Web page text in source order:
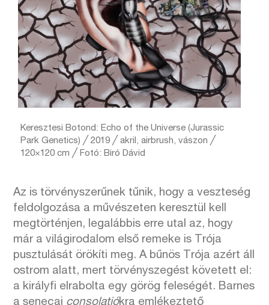
Keresztesi Botond: Echo of the Universe (Jurassic
Park Genetics) ╱ 2019 ╱ akril, airbrush, vászon ╱
120×120 cm ╱ Fotó: Biró Dávid
Az is törvényszerűnek tűnik, hogy a veszteség
feldolgozása a művészeten keresztül kell
megtörténjen, legalábbis erre utal az, hogy
már a világirodalom első remeke is Trója
pusztulását örökíti meg. A bűnös Trója azért áll
ostrom alatt, mert törvényszegést követett el:
a királyfi elrabolta egy görög feleségét. Barnes
a senecai consolatiókra emlékeztető